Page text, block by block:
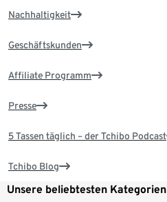
Nachhaltigkeit
Geschäftskunden
Affiliate Programm
Presse
5 Tassen täglich – der Tchibo Podcast
Tchibo Blog
Unsere beliebtesten Kategorien